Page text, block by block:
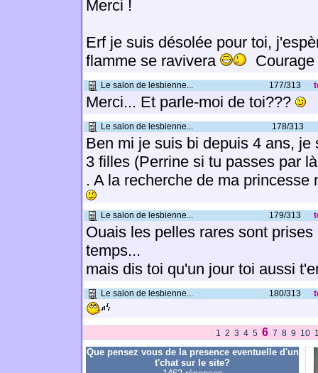
Merci !
Erf je suis désolée pour toi,
flamme se ravivera
Le salon de lesbienne... 177/313
Merci... Et parle-moi de toi???
Le salon de lesbienne... 178/313
Ben mi je suis bi depuis 4 ans, je
3 filles (Perrine si tu passes par
. A la recherche de ma princesse
Le salon de lesbienne... 179/313
Ouais les pelles rares sont prises
temps...
mais dis toi qu'un jour toi aussi
Le salon de lesbienne... 180/313
1 2 3 4 5 6 7 8 9 10
Que pensez vous de la presence eventuelle d'un
t'chat sur le site?